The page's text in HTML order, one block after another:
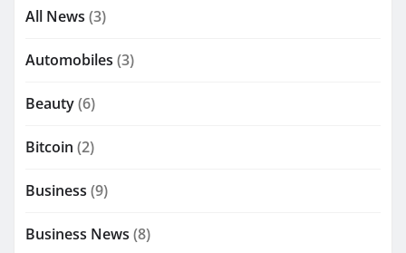
All News (3)
Automobiles (3)
Beauty(6)
Bitcoin (2)
Business (9)
Business News (8)